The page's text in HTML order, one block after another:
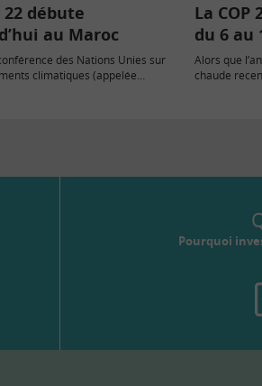
22 débute
au Maroc
des Nations Unies sur
climatiques (appelée
La COP
du 6 au
Alors que
chaude
Pourquoi